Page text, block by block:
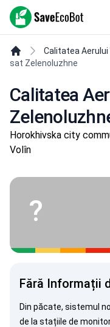
SaveEcoBot
Calitatea Aerului
sat Zelenoluzhne
Calitatea
Horokhivska city
Volîn
?
Fără Informații
Din păcate, sistemul
de la stațiile de